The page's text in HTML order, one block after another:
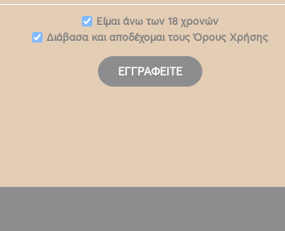
Eίμαι άνω των 18 χρονών
Διάβασα και αποδέχομαι τουςΌρους Χρήσης
ΕΓΓΡΑΦΕΊΤΕ